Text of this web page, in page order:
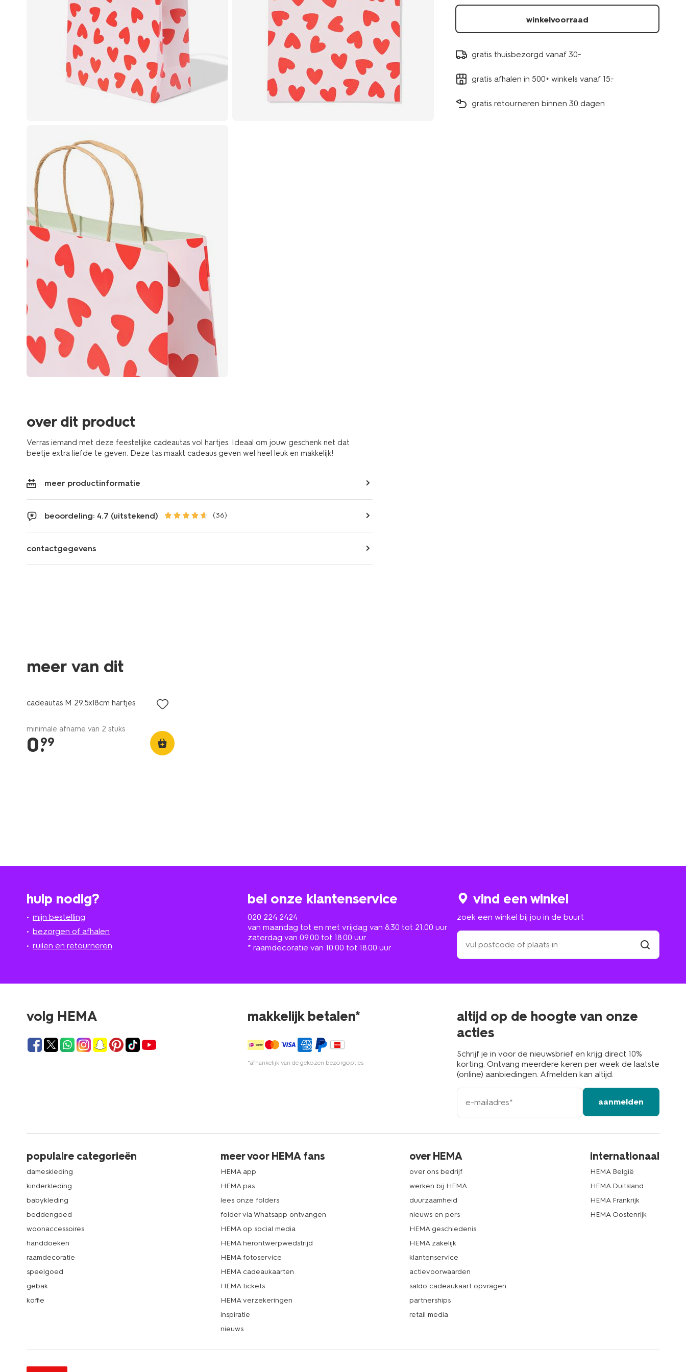
over dit product
Verras iemand met deze feestelijke cadeautas vol hartjes. Ideaal om jouw geschenk net dat
beetje extra liefde te geven. Deze tas maakt cadeaus geven wel heel leuk en makkelijk!
meer productinformatie
beoordeling: 4.7 (uitstekend) (36)
contactgegevens
winkelvoorraad
gratis thuisbezorgd vanaf 30.-
gratis afhalen in 500+ winkels vanaf 15.-
gratis retourneren binnen 30 dagen
meer van dit
cadeautas M 29.5x18cm hartjes
minimale afname van 2 stuks
0.
99
hulp nodig?
mijn bestelling
bezorgen of afhalen
ruilen en retourneren
bel onze klantenservice
020 224 2424
van maandag tot en met vrijdag van 8.30 tot 21.00 uur
zaterdag van 09.00 tot 18.00 uur
* raamdecoratie van 10.00 tot 18.00 uur
vind een winkel
zoek een winkel bij jou in de buurt
zoek
een
winkel
in
volg HEMA makkelijk betalen*
*afhankelijk van de gekozen bezorgopties
altijd op de hoogte van onze
acties
Schrijf je in voor de nieuwsbrief en krijg direct 10%
korting. Ontvang meerdere keren per week de laatste
(online) aanbiedingen. Afmelden kan altijd.
e-
mailadres
aanmelden
populaire categorieën
dameskleding
kinderkleding
babykleding
beddengoed
woonaccessoires
handdoeken
raamdecoratie
speelgoed
gebak
koffie
meer voor HEMA fans
HEMA app
HEMA pas
lees onze folders
folder via Whatsapp ontvangen
HEMA op social media
HEMA herontwerpwedstrijd
HEMA fotoservice
HEMA cadeaukaarten
HEMA tickets
HEMA verzekeringen
inspiratie
nieuws
over HEMA
over ons bedrijf
werken bij HEMA
duurzaamheid
nieuws en pers
HEMA geschiedenis
HEMA zakelijk
klantenservice
actievoorwaarden
saldo cadeaukaart opvragen
partnerships
retail media
internationaal
HEMA België
HEMA Duitsland
HEMA Frankrijk
HEMA Oostenrijk